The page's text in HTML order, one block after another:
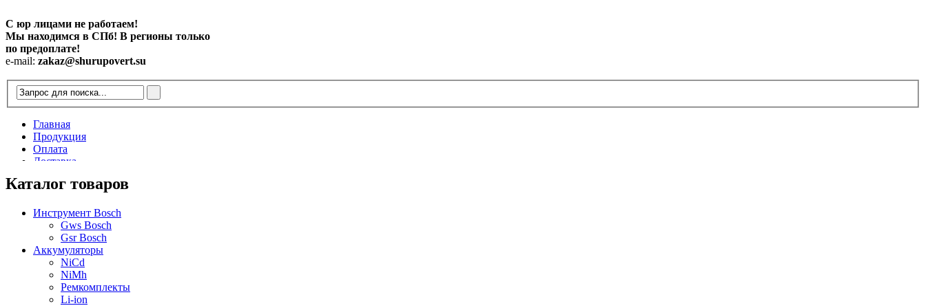
С юр лицами не работаем!
Мы находимся в СПб! В регионы только
по предоплате!
e-mail: zakaz@shurupovert.su
Главная
Продукция
Оплата
Доставка
Статьи
Каталог товаров
Инструмент Bosch
Gws Bosch
Gsr Bosch
Аккумуляторы
NiCd
NiMh
Ремкомплекты
Li-ion